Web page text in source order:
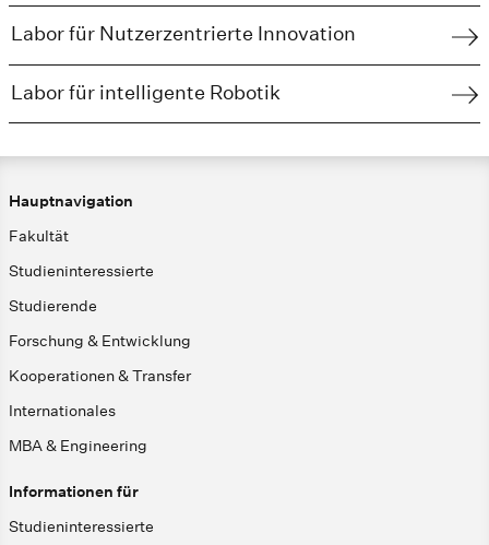
Labor für Nutzerzentrierte Innovation
Labor für intelligente Robotik
Hauptnavigation
Fakultät
Studieninteressierte
Studierende
Forschung & Entwicklung
Kooperationen & Transfer
Internationales
MBA & Engineering
Informationen für
Studieninteressierte